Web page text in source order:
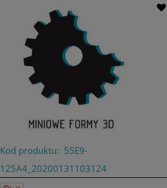
Kod produktu: 55E9-
125A4_20200131103124